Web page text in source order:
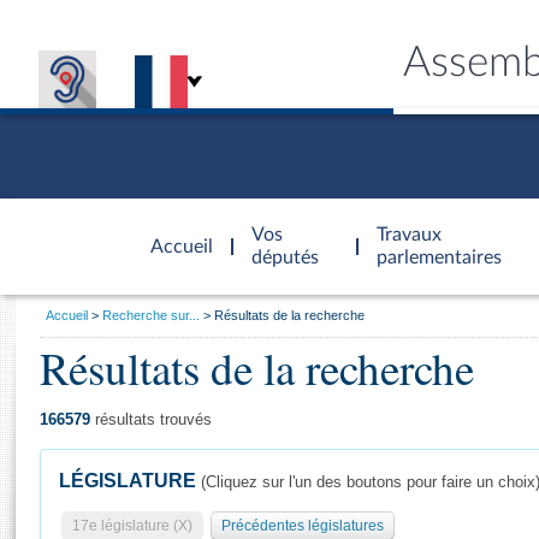
Accueil
d'accueil
Vos
députés
Travaux
parlementaires
Général
Vous
Accueil Recherche sur... Résultats de la recherche
Résultats de la recherche
166579 résultats trouvés
LÉGISLATURE (Cliquez sur l'un des boutons pour faire un choix)
17e législature (X) Précédentes législatures